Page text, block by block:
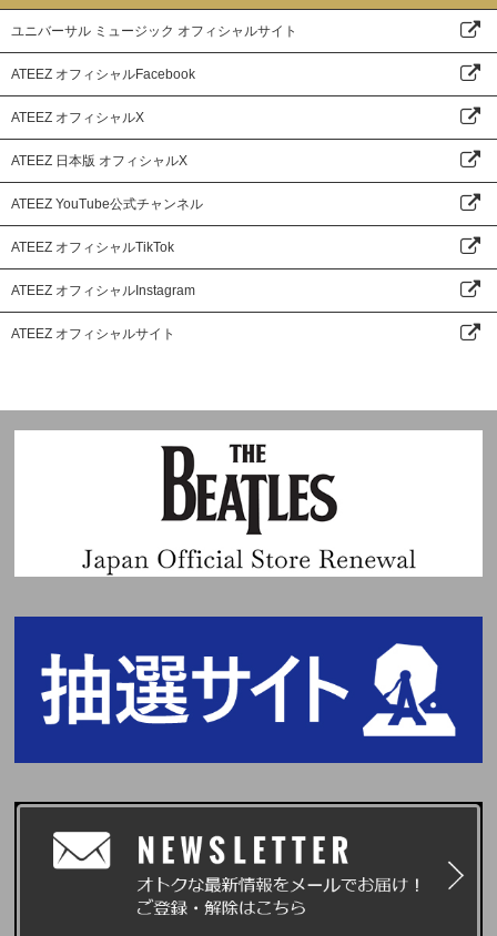
ユニバーサル ミュージック オフィシャルサイト
ATEEZ オフィシャルFacebook
ATEEZ オフィシャルX
ATEEZ 日本版 オフィシャルX
ATEEZ YouTube公式チャンネル
ATEEZ オフィシャルTikTok
ATEEZ オフィシャルInstagram
ATEEZ オフィシャルサイト